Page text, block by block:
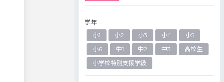
学年
小1
小2 小3 小4
小5
小6
中1 中2 中3
高校生
小学校特別支援学級